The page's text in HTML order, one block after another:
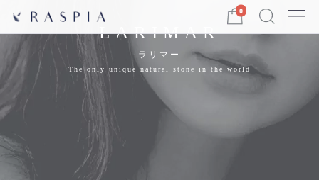
Menu
0
LARIMAR
ラリマー
The only unique natural stone in the world